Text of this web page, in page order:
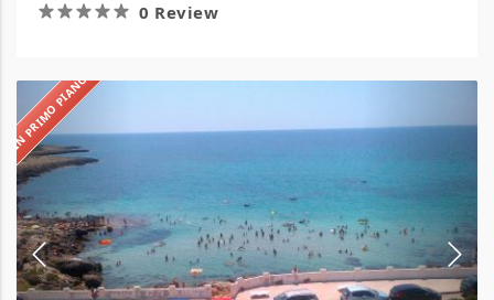
0 Review
IN PRIMO PIANO
Suite